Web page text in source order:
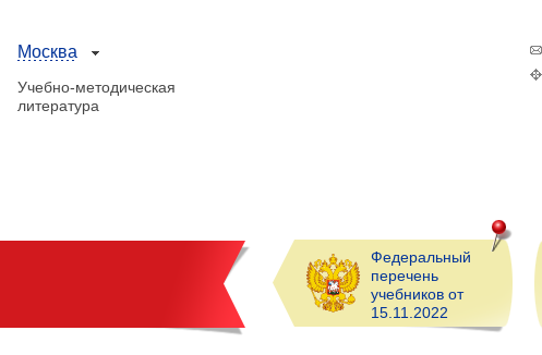
Москва
Учебно-методическая
литература
Федеральный
перечень
учебников от
15.11.2022